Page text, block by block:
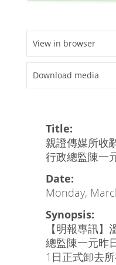
View in browser
Download media
Title:
親證傳媒所收
行政總監陳一
Date:
Monday,
Synopsis:
【明報專訊
總監陳一元昨
1日正式卸去